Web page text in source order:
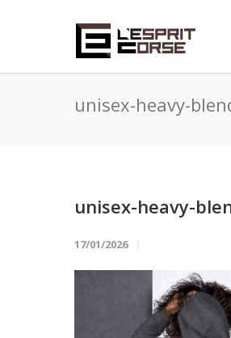
unisex-heavy-
unisex-heavy-
17/01/2026